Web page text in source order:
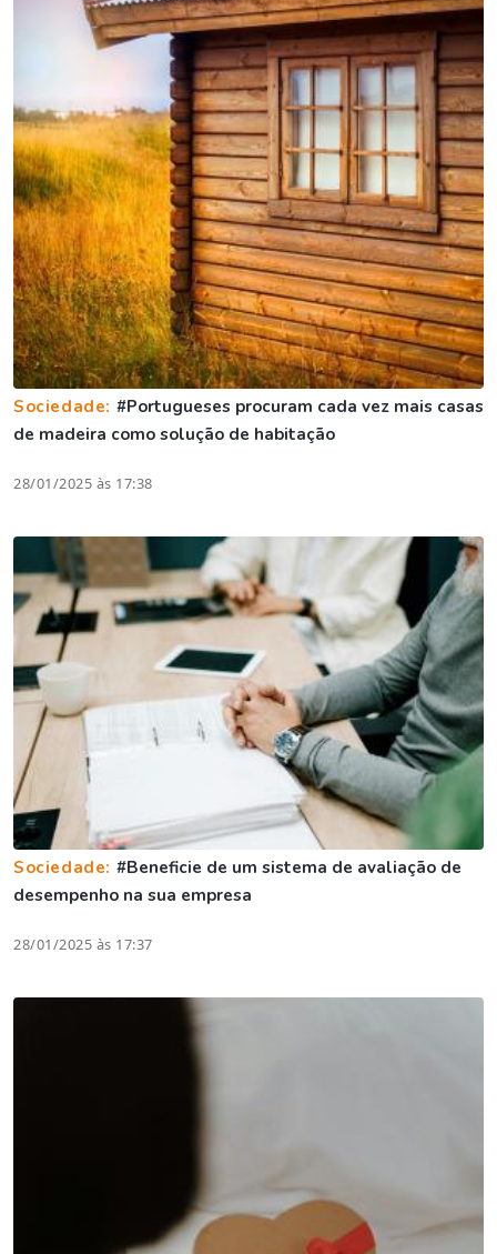
Sociedade: #Portugueses procuram cada vez mais casas
de madeira como solução de habitação
28/01/2025 às 17:38
Sociedade: #Beneficie de um sistema de avaliação de
desempenho na sua empresa
28/01/2025 às 17:37